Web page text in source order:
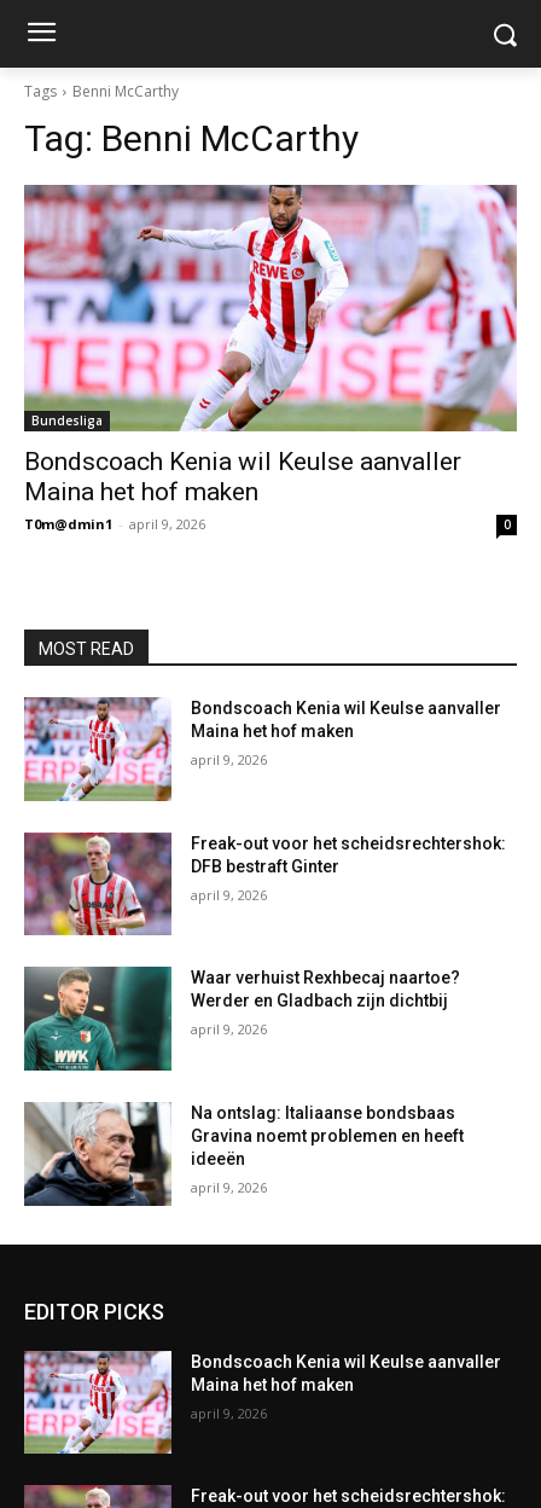
Tags Benni McCarthy
Tag: Benni McCarthy
Bundesliga
Bondscoach Kenia wil Keulse aanvaller
Maina het hof maken
T0m@dmin1 - april 9, 2026 0
MOST READ
Bondscoach Kenia wil Keulse aanvaller
Maina het hof maken
april 9, 2026
Freak-out voor het scheidsrechtershok:
DFB bestraft Ginter
april 9, 2026
Waar verhuist Rexhbecaj naartoe?
Werder en Gladbach zijn dichtbij
april 9, 2026
Na ontslag: Italiaanse bondsbaas
Gravina noemt problemen en heeft
ideeën
april 9, 2026
EDITOR PICKS
Bondscoach Kenia wil Keulse aanvaller
Maina het hof maken
april 9, 2026
Freak-out voor het scheidsrechtershok: